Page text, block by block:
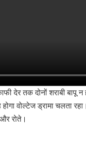
देर तक दोनों शराबी बापू
होगा वोल्टेज ड्रामा चलता
रोते।